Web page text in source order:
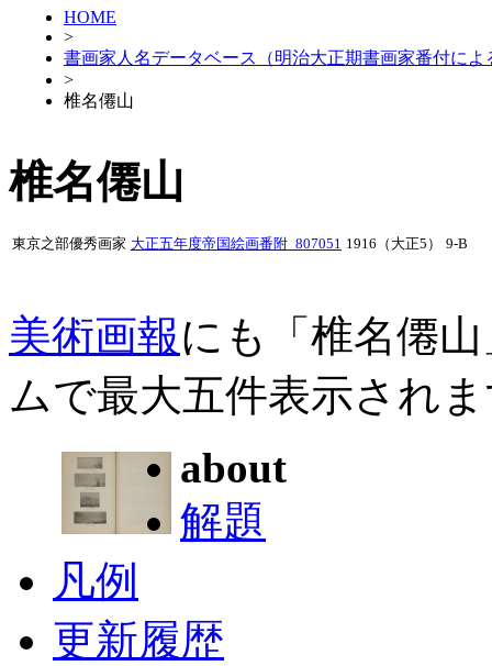
HOME
>
書画家人名データベース（明治大正期書画家番付によ
>
椎名僊山
椎名僊山
東京之部優秀画家 大正五年度帝国絵画番附_807051 1916（大正5） 9-B
美術画報にも「椎名僊
ムで最大五件表示され
about
解題
凡例
更新履歴